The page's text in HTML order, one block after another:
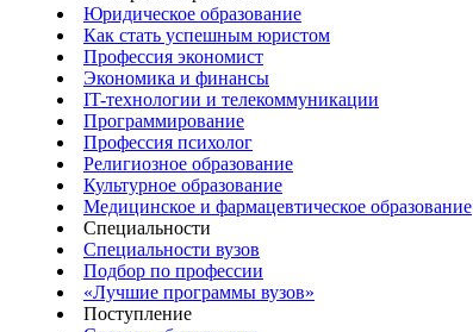
Юридическое образование
Как стать успешным юристом
Профессия экономист
Экономика и финансы
IT-технологии и телекоммуникации
Программирование
Профессия психолог
Религиозное образование
Культурное образование
Медицинское и фармацевтическое образование
Специальности
Специальности вузов
Подбор по профессии
«Лучшие программы вузов»
Поступление